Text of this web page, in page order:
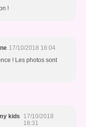
!
17/10/2018 16:04
! Les photos sont
kids
17/10/2018
18:31